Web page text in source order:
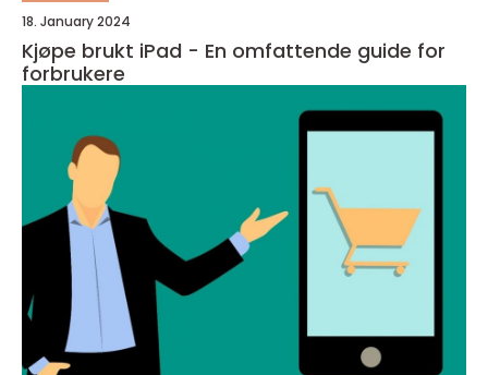
18. January 2024
Kjøpe brukt iPad - En omfattende guide for
forbrukere